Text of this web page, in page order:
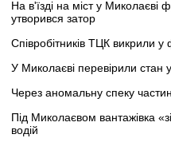
На в'їзді на міст у Миколаєві
утворився затор
Співробітників ТЦК викрили у
У Миколаєві перевірили стан
Через аномальну спеку
Під Миколаєвом вантажівка
водій